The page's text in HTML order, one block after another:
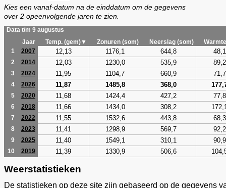
Kies een vanaf-datum na de einddatum om de gegevens
over 2 opeenvolgende jaren te zien.
Data t/m 9 augustus
Jaar
Temp. (gem)▼ Zonuren (som) Neerslag (som)
1
2007 12,13 1176,1 644,8 48,1
2 2014 12,03 1230,0 535,9 89,2
3 2024 11,95 1104,7 660,9 71,7
4 2026 11,87 1485,8 368,0
5 2020 11,68 1424,4 427,2 77,8
6 2018 11,66 1434,0 308,2
7 2022 11,55 1532,6 443,8 68,3
8 2023 11,41 1298,9 569,7 92,2
9 2025 11,40 1549,1 310,1 90,9
10 2019 11,39 1330,9 506,6
Weerstatistieken
De statistieken op deze site zijn gebaseerd op de gegevens